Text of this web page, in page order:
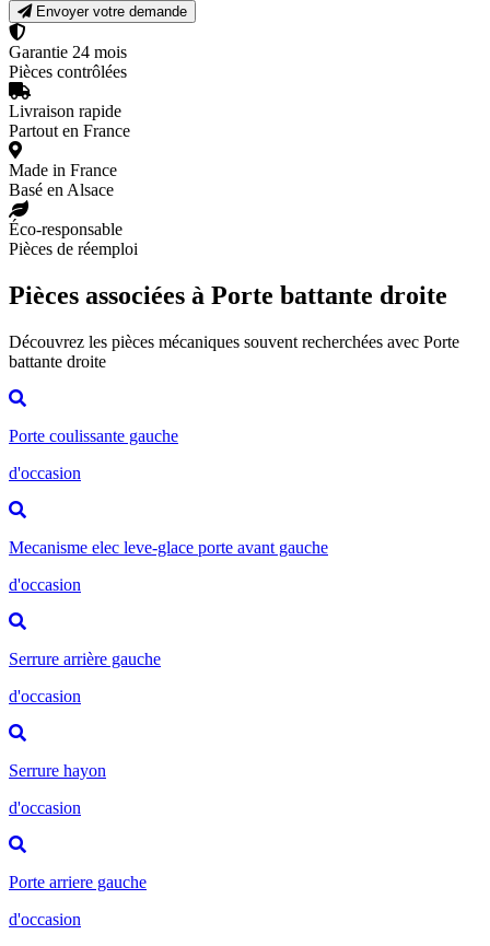
Envoyer votre demande
Garantie 24 mois
Pièces contrôlées
Livraison rapide
Partout en France
Made in France
Basé en Alsace
Éco-responsable
Pièces de réemploi
Pièces associées à Porte battante droite
Découvrez les pièces mécaniques souvent recherchées avec Porte
battante droite
Porte coulissante gauche
d'occasion
Mecanisme elec leve-glace porte avant gauche
d'occasion
Serrure arrière gauche
d'occasion
Serrure hayon
d'occasion
Porte arriere gauche
d'occasion